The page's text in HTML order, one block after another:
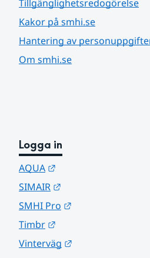
Tillgänglighetsredogörelse
Kakor på smhi.se
Hantering av
Om smhi.se
Logga in
AQUA
SIMAIR
SMHI Pro
Timbr
Vinterväg